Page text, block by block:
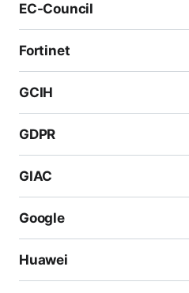
EC-Council
Fortinet
GCIH
GDPR
GIAC
Google
Huawei